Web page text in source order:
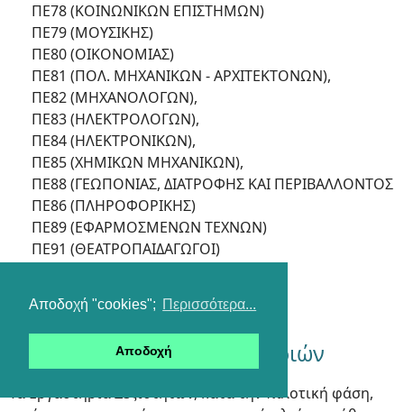
Αποδοχή "cookies"; Περισσότερα...
Αποδοχή
ΠΕ78 (ΚΟΙΝΩΝΙΚΩΝ ΕΠΙΣΤΗΜΩΝ)
ΠΕ79 (ΜΟΥΣΙΚΗΣ)
ΠΕ80 (ΟΙΚΟΝΟΜΙΑΣ)
ΠΕ81 (ΠΟΛ. ΜΗΧΑΝΙΚΩΝ - ΑΡΧΙΤΕΚΤΟΝΩΝ),
ΠΕ82 (ΜΗΧΑΝΟΛΟΓΩΝ),
ΠΕ83 (ΗΛΕΚΤΡΟΛΟΓΩΝ),
ΠΕ84 (ΗΛΕΚΤΡΟΝΙΚΩΝ),
ΠΕ85 (ΧΗΜΙΚΩΝ ΜΗΧΑΝΙΚΩΝ),
ΠΕ88 (ΓΕΩΠΟΝΙΑΣ, ΔΙΑΤΡΟΦΗΣ ΚΑΙ ΠΕΡΙΒΑΛΛΟΝΤΟΣ
ΠΕ86 (ΠΛΗΡΟΦΟΡΙΚΗΣ)
ΠΕ89 (ΕΦΑΡΜΟΣΜΕΝΩΝ ΤΕΧΝΩΝ)
ΠΕ91 (ΘΕΑΤΡΟΠΑΙΔΑΓΩΓΟΙ)
Όλες οι άλλες ειδικότητες
8. Αξιολόγηση μαθητών/τριών
Τα Εργαστήρια Δεξιοτήτων, κατά την πιλοτική φάση,